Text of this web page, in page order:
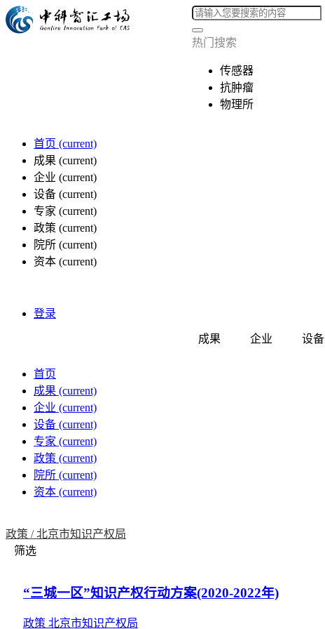
热门搜索
传感器
抗肿瘤
物理所
首页 (current)
成果 (current)
企业 (current)
设备 (current)
专家 (current)
政策 (current)
院所 (current)
资本 (current)
登录
成果 企业 设备
首页
成果 (current)
企业 (current)
设备 (current)
专家 (current)
政策 (current)
院所 (current)
资本 (current)
政策 /北京市知识产权局
筛选
“三城一区”知识产权行动方案(2020-2022年)
政策 北京市知识产权局